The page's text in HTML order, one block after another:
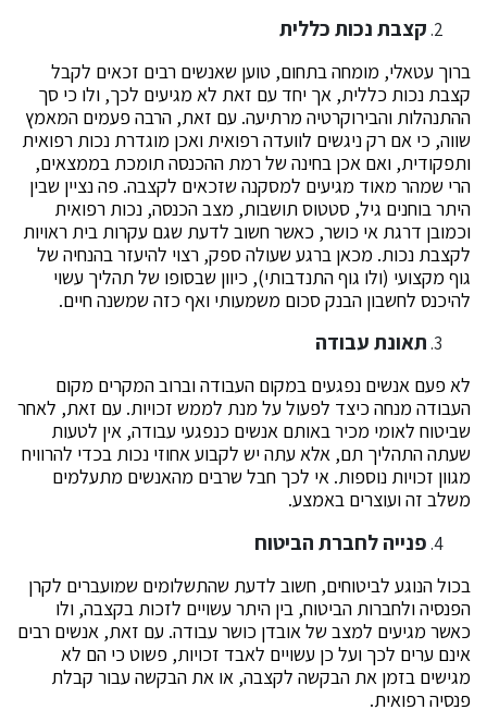
קצבת נכות כללית
ברוך עטאלי, מומחה בתחום, טוען שאנשים רבים זכאים לקבל
קצבת נכות כללית, אך יחד עם זאת לא מגיעים לכך, ולו כי סך
ההתנהלות והבירוקרטיה מרתיעה. עם זאת, הרבה פעמים המאמץ
שווה, כי אם רק ניגשים לוועדה רפואית ואכן מוגדרת נכות רפואית
ותפקודית, ואם אכן בחינה של רמת ההכנסה תומכת בממצאים,
הרי שמהר מאוד מגיעים למסקנה שזכאים לקצבה. פה נציין שבין
היתר בוחנים גיל, סטטוס תושבות, מצב הכנסה, נכות רפואית
וכמובן דרגת אי כושר, כאשר חשוב לדעת שגם עקרות בית ראויות
לקצבת נכות. מכאן ברגע שעולה ספק, רצוי להיעזר בהנחיה של
גוף מקצועי (ולו גוף התנדבותי), כיוון שבסופו של תהליך עשוי
להיכנס לחשבון הבנק סכום משמעותי ואף כזה שמשנה חיים.
תאונת עבודה
לא פעם אנשים נפגעים במקום העבודה וברוב המקרים מקום
העבודה מנחה כיצד לפעול על מנת לממש זכויות. עם זאת, לאחר
שביטוח לאומי מכיר באותם אנשים כנפגעי עבודה, אין לטעות
שעתה התהליך תם, אלא עתה יש לקבוע אחוזי נכות בכדי להרוויח
מגוון זכויות נוספות. אי לכך חבל שרבים מהאנשים מתעלמים
משלב זה ועוצרים באמצע.
פנייה לחברת הביטוח
בכול הנוגע לביטוחים, חשוב לדעת שהתשלומים שמועברים לקרן
הפנסיה ולחברות הביטוח, בין היתר עשויים לזכות בקצבה, ולו
כאשר מגיעים למצב של אובדן כושר עבודה. עם זאת, אנשים רבים
אינם ערים לכך ועל כן עשויים לאבד זכויות, פשוט כי הם לא
מגישים בזמן את הבקשה לקצבה, או את הבקשה עבור קבלת
פנסיה רפואית.